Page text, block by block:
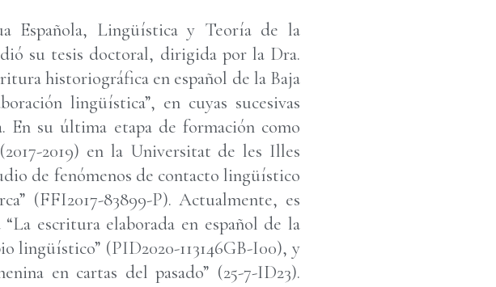
Española, Lingüística y Teoría de la
su tesis doctoral, dirigida por la Dra.
historiográfica en español de la Baja
lingüística”, en cuyas sucesivas
En su última etapa de formación como
2019) en la Universitat de les Illes
de fenómenos de contacto lingüístico
(FFI2017-83899-P). Actualmente, es
escritura elaborada en español de la
lingüístico” (PID2020-113146GB-I00), y
en cartas del pasado” (25-7-ID23).